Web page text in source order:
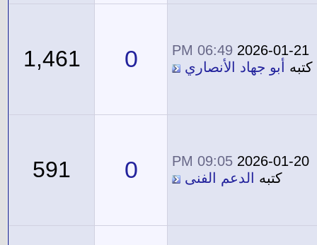
2026-01-21
06:49 PM
كتبه
أبو جهاد الأنصاري 0
1,461
2026-01-20
09:05 PM
كتبه
الدعم الفنى 0
591